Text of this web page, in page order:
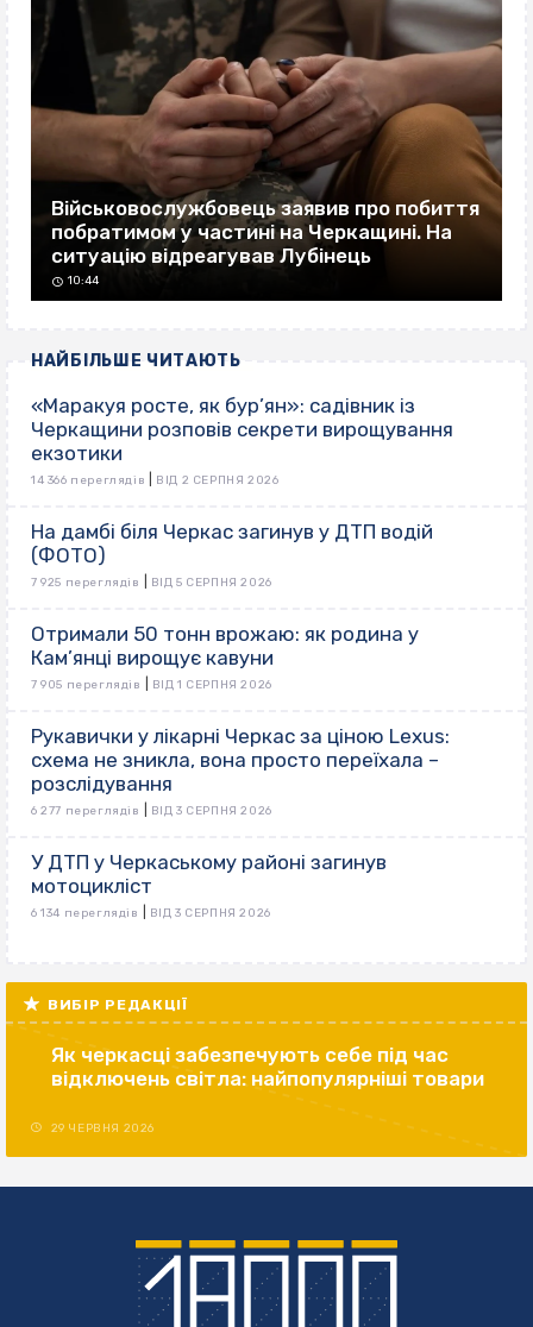
Військовослужбовець заявив про побиття
побратимом у частині на Черкащині. На
ситуацію відреагував Лубінець
10:44
НАЙБІЛЬШЕ ЧИТАЮТЬ
«Маракуя росте, як бур’ян»: садівник із
Черкащини розповів секрети вирощування
екзотики
14 366 переглядів ВІД 2 СЕРПНЯ 2026
На дамбі біля Черкас загинув у ДТП водій
(ФОТО)
7 925 переглядів ВІД 5 СЕРПНЯ 2026
Отримали 50 тонн врожаю: як родина у
Кам’янці вирощує кавуни
7 905 переглядів ВІД 1 СЕРПНЯ 2026
Рукавички у лікарні Черкас за ціною Lexus:
схема не зникла, вона просто переїхала –
розслідування
6 277 переглядів ВІД 3 СЕРПНЯ 2026
У ДТП у Черкаському районі загинув
мотоцикліст
6 134 переглядів ВІД 3 СЕРПНЯ 2026
ВИБІР РЕДАКЦІЇ
Як черкасці забезпечують себе під час
відключень світла: найпопулярніші товари
29 ЧЕРВНЯ 2026